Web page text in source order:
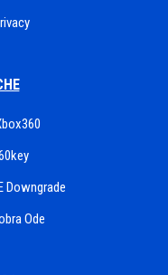
Downgrade
Ode